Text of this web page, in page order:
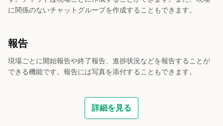
に関係のないチャットグループを作成することもできます。
報告
現場ごとに開始報告や終了報告、進捗状況などを報告することが
できる機能です。報告には写真を添付することもできます。
詳細を見る